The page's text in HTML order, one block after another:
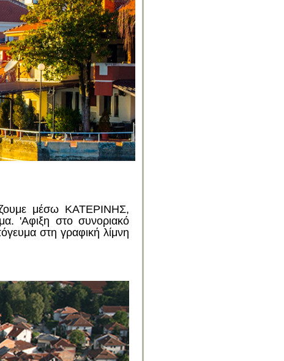
μέσω KATΕΡΙΝΗΣ,
'Αφιξη στο συνοριακό
στη γραφική λίμνη